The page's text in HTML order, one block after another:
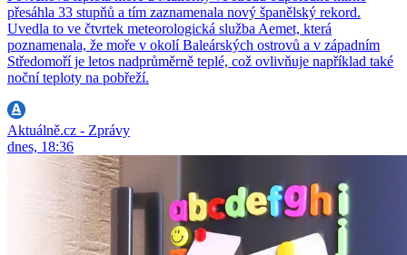
přesáhla 33 stupňů a tím zaznamenala nový španělský rekord.
Uvedla to ve čtvrtek meteorologická služba Aemet, která
poznamenala, že moře v okolí Baleárských ostrovů a v západním
Středomoří je letos nadprůměrně teplé, což ovlivňuje například také
noční teploty na pobřeží.
Aktuálně.cz - Zprávy
dnes, 18:36